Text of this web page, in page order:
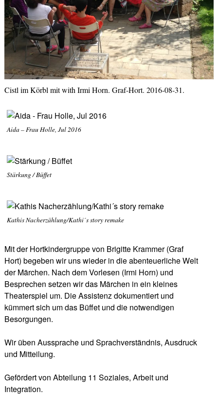
Cistl im Körbl mit with Irmi Horn. Graf-Hort. 2016-08-31.
Aida – Frau Holle, Jul 2016
Stärkung / Büffet
Kathis Nacherzählung/Kathi´s story remake
Mit der Hortkindergruppe von Brigitte Krammer (Graf
Hort) begeben wir uns wieder in die abenteuerliche Welt
der Märchen. Nach dem Vorlesen (Irmi Horn) und
Besprechen setzen wir das Märchen in ein kleines
Theaterspiel um. Die Assistenz dokumentiert und
kümmert sich um das Büffet und die notwendigen
Besorgungen.
Wir üben Aussprache und Sprachverständnis, Ausdruck
und Mitteilung.
Gefördert von Abteilung 11 Soziales, Arbeit und
Integration.